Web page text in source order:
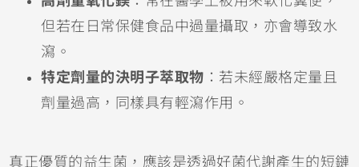
但若在日常保健食品中過量攝取，亦會導致水
瀉。
特定劑量的決明子萃取物 ：若未經嚴格定量且
劑量過高，同樣具有輕瀉作用。
真正優質的益生菌，應該是透過好菌代謝產生的短鏈